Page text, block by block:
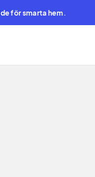
för smarta hem.